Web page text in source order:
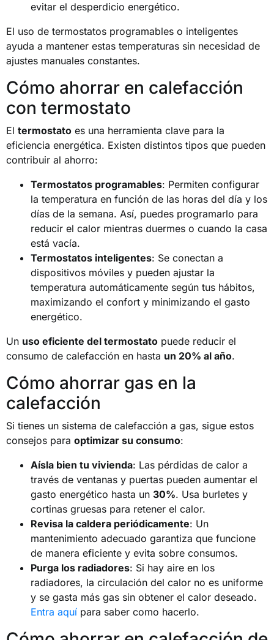
evitar el desperdicio energético.
El uso de termostatos programables o inteligentes
ayuda a mantener estas temperaturas sin necesidad de
ajustes manuales constantes.
Cómo ahorrar en calefacción
con termostato
El termostato es una herramienta clave para la
eficiencia energética. Existen distintos tipos que pueden
contribuir al ahorro:
Termostatos programables: Permiten configurar
la temperatura en función de las horas del día y los
días de la semana. Así, puedes programarlo para
reducir el calor mientras duermes o cuando la casa
está vacía.
Termostatos inteligentes: Se conectan a
dispositivos móviles y pueden ajustar la
temperatura automáticamente según tus hábitos,
maximizando el confort y minimizando el gasto
energético.
Un uso eficiente del termostato puede reducir el
consumo de calefacción en hasta un 20% al año.
Cómo ahorrar gas en la
calefacción
Si tienes un sistema de calefacción a gas, sigue estos
consejos para optimizar su consumo:
Aísla bien tu vivienda: Las pérdidas de calor a
través de ventanas y puertas pueden aumentar el
gasto energético hasta un 30%. Usa burletes y
cortinas gruesas para retener el calor.
Revisa la caldera periódicamente: Un
mantenimiento adecuado garantiza que funcione
de manera eficiente y evita sobre consumos.
Purga los radiadores: Si hay aire en los
radiadores, la circulación del calor no es uniforme
y se gasta más gas sin obtener el calor deseado.
Entra aquí para saber como hacerlo.